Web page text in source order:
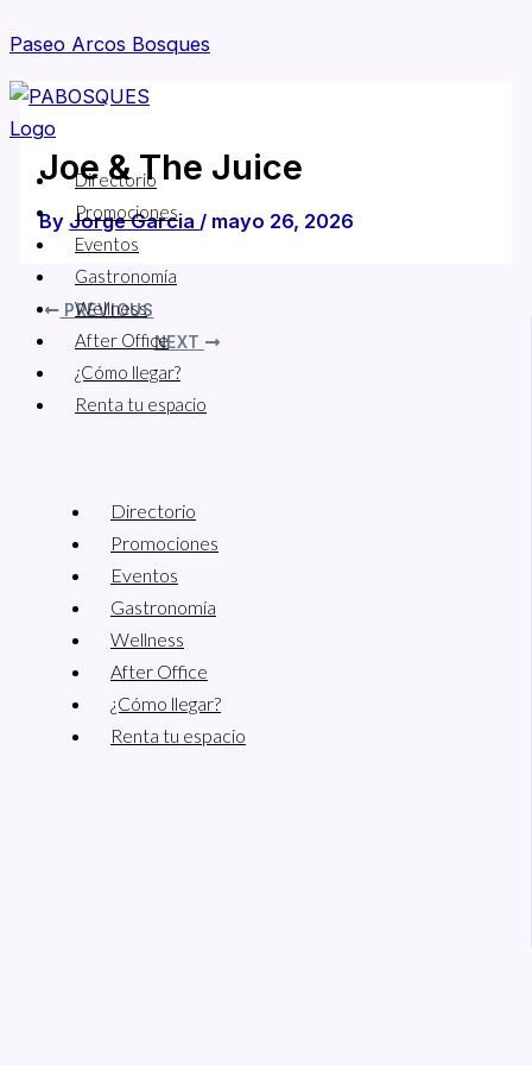
to
content
Paseo Arcos Bosques
Menu
Directorio
Promociones
Eventos
Gastronomía
Wellness
After Office
¿Cómo llegar?
Renta tu espacio
Directorio
Promociones
Eventos
Gastronomía
Wellness
After Office
¿Cómo llegar?
Renta tu espacio
Joe & The Juice
By Jorge Garcia / mayo 26, 2026
PREVIOUS
NEXT